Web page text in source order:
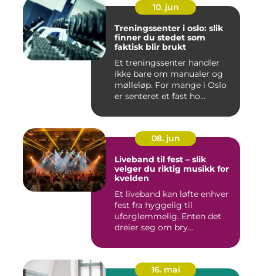
10. jun
Treningssenter i oslo: slik
finner du stedet som
faktisk blir brukt
Et treningssenter handler
ikke bare om manualer og
mølleløp. For mange i Oslo
er senteret et fast ho...
08. jun
Liveband til fest – slik
velger du riktig musikk for
kvelden
Et liveband kan løfte enhver
fest fra hyggelig til
uforglemmelig. Enten det
dreier seg om bry...
16. mai